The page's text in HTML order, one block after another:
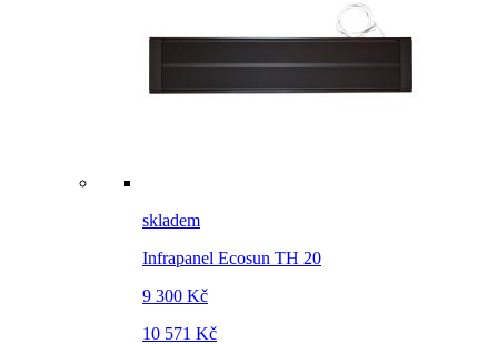
skladem
Infrapanel Ecosun TH 20
9 300 Kč
10 571 Kč